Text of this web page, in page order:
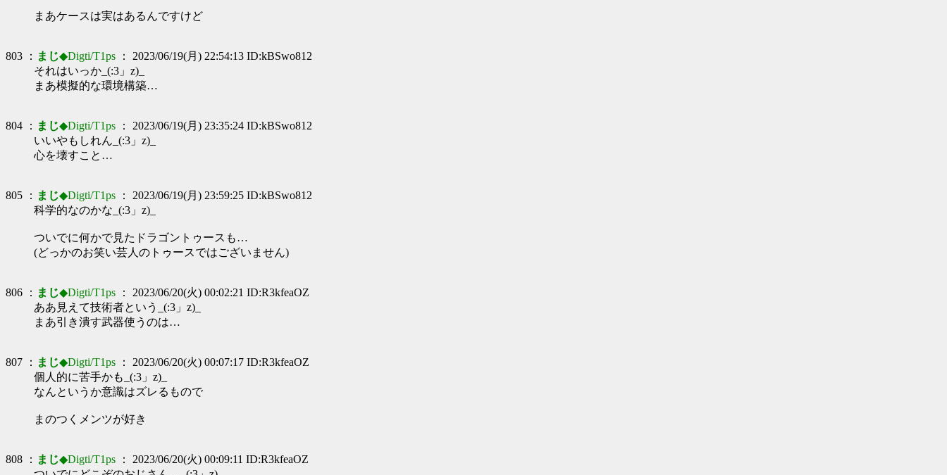
まあケースは実はあるんですけど
803 ： まじ◆Digti/T1ps ： 2023/06/19(月) 22:54:13 ID:kBSwo812
それはいっか_(:3」z)_
まあ模擬的な環境構築…
804 ： まじ◆Digti/T1ps ： 2023/06/19(月) 23:35:24 ID:kBSwo812
いいやもしれん_(:3」z)_
心を壊すこと…
805 ： まじ◆Digti/T1ps ： 2023/06/19(月) 23:59:25 ID:kBSwo812
科学的なのかな_(:3」z)_
ついでに何かで見たドラゴントゥースも…
(どっかのお笑い芸人のトゥースではございません)
806 ： まじ◆Digti/T1ps ： 2023/06/20(火) 00:02:21 ID:R3kfeaOZ
ああ見えて技術者という_(:3」z)_
まあ引き潰す武器使うのは…
807 ： まじ◆Digti/T1ps ： 2023/06/20(火) 00:07:17 ID:R3kfeaOZ
個人的に苦手かも_(:3」z)_
なんというか意識はズレるもので
まのつくメンツが好き
808 ： まじ◆Digti/T1ps ： 2023/06/20(火) 00:09:11 ID:R3kfeaOZ